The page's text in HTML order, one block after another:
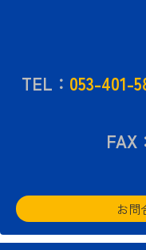
TEL： 053-401-
FAX
お問